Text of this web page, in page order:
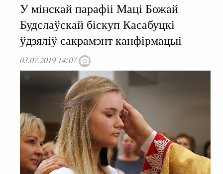
У мінскай парафіі Маці Божай
Будслаўскай біскуп Касабуцкі
ўдзяліў сакрамэнт канфірмацыі
03.07.2019 14:07